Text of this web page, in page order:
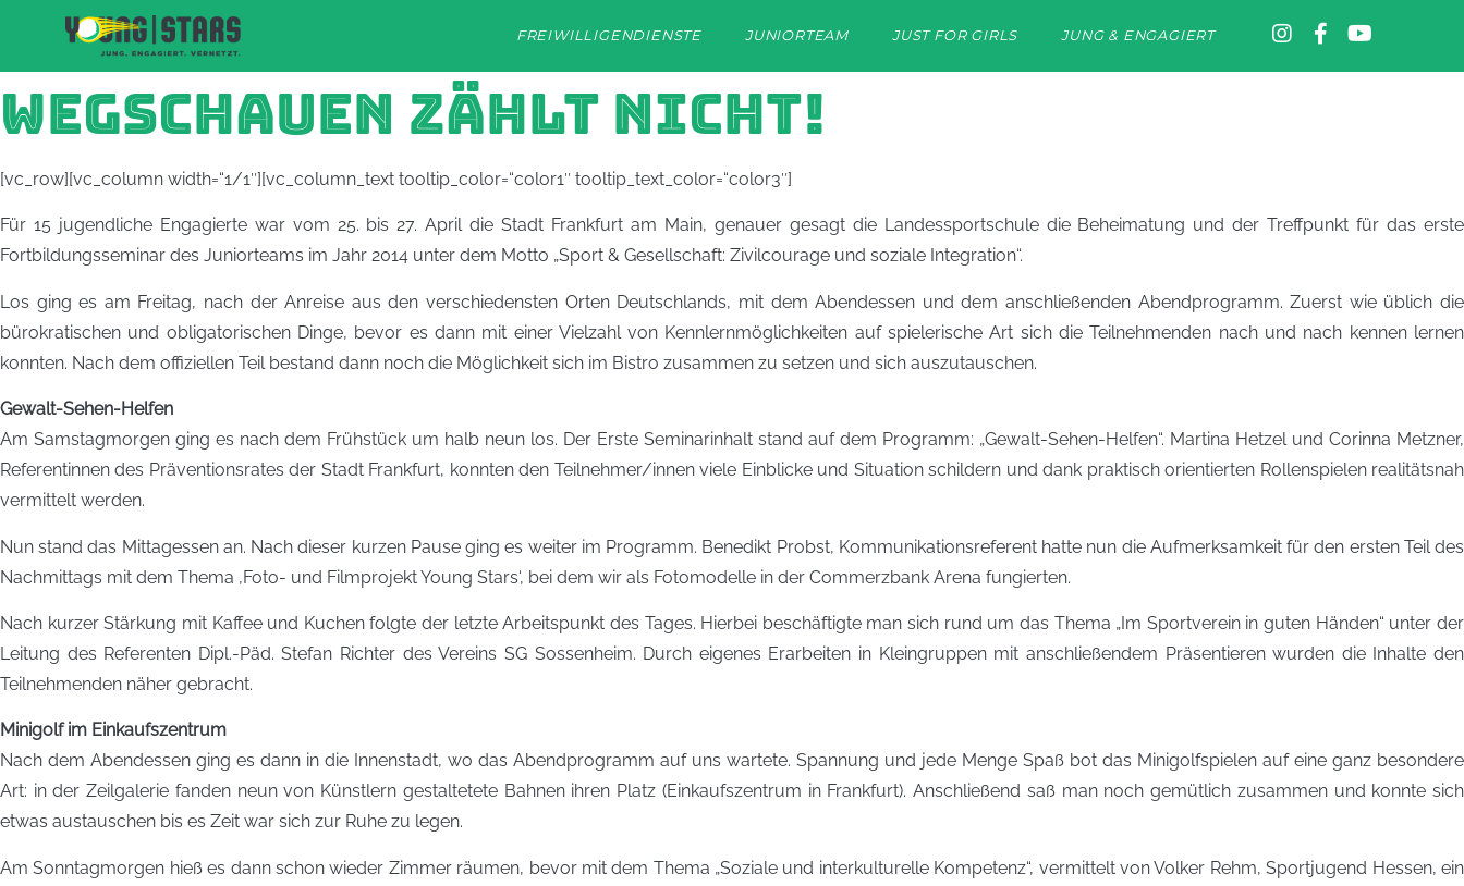
FREIWILLIGENDIENSTE JUNIORTEAM JUST FOR GIRLS JUNG & ENGAGIERT
WEGSCHAUEN ZÄHLT NICHT!
[vc_row][vc_column width=“1/1″][vc_column_text tooltip_color=“color1″ tooltip_text_color=“color3″]
Für 15 jugendliche Engagierte war vom 25. bis 27. April die Stadt Frankfurt am Main, genauer gesagt die Landessportschule die Beheimatung und der Treffpunkt für das erste
Fortbildungsseminar des Juniorteams im Jahr 2014 unter dem Motto „Sport & Gesellschaft: Zivilcourage und soziale Integration“.
Los ging es am Freitag, nach der Anreise aus den verschiedensten Orten Deutschlands, mit dem Abendessen und dem anschließenden Abendprogramm. Zuerst wie üblich die
bürokratischen und obligatorischen Dinge, bevor es dann mit einer Vielzahl von Kennlernmöglichkeiten auf spielerische Art sich die Teilnehmenden nach und nach kennen lernen
konnten. Nach dem offiziellen Teil bestand dann noch die Möglichkeit sich im Bistro zusammen zu setzen und sich auszutauschen.
Gewalt-Sehen-Helfen
Am Samstagmorgen ging es nach dem Frühstück um halb neun los. Der Erste Seminarinhalt stand auf dem Programm: „Gewalt-Sehen-Helfen“. Martina Hetzel und Corinna Metzner,
Referentinnen des Präventionsrates der Stadt Frankfurt, konnten den Teilnehmer/innen viele Einblicke und Situation schildern und dank praktisch orientierten Rollenspielen realitätsnah
vermittelt werden.
Nun stand das Mittagessen an. Nach dieser kurzen Pause ging es weiter im Programm. Benedikt Probst, Kommunikationsreferent hatte nun die Aufmerksamkeit für den ersten Teil des
Nachmittags mit dem Thema ‚Foto- und Filmprojekt Young Stars‘, bei dem wir als Fotomodelle in der Commerzbank Arena fungierten.
Nach kurzer Stärkung mit Kaffee und Kuchen folgte der letzte Arbeitspunkt des Tages. Hierbei beschäftigte man sich rund um das Thema „Im Sportverein in guten Händen“ unter der
Leitung des Referenten Dipl.-Päd. Stefan Richter des Vereins SG Sossenheim. Durch eigenes Erarbeiten in Kleingruppen mit anschließendem Präsentieren wurden die Inhalte den
Teilnehmenden näher gebracht.
Minigolf im Einkaufszentrum
Nach dem Abendessen ging es dann in die Innenstadt, wo das Abendprogramm auf uns wartete. Spannung und jede Menge Spaß bot das Minigolfspielen auf eine ganz besondere
Art: in der Zeilgalerie fanden neun von Künstlern gestaltetete Bahnen ihren Platz (Einkaufszentrum in Frankfurt). Anschließend saß man noch gemütlich zusammen und konnte sich
etwas austauschen bis es Zeit war sich zur Ruhe zu legen.
Am Sonntagmorgen hieß es dann schon wieder Zimmer räumen, bevor mit dem Thema „Soziale und interkulturelle Kompetenz“, vermittelt von Volker Rehm, Sportjugend Hessen, ein